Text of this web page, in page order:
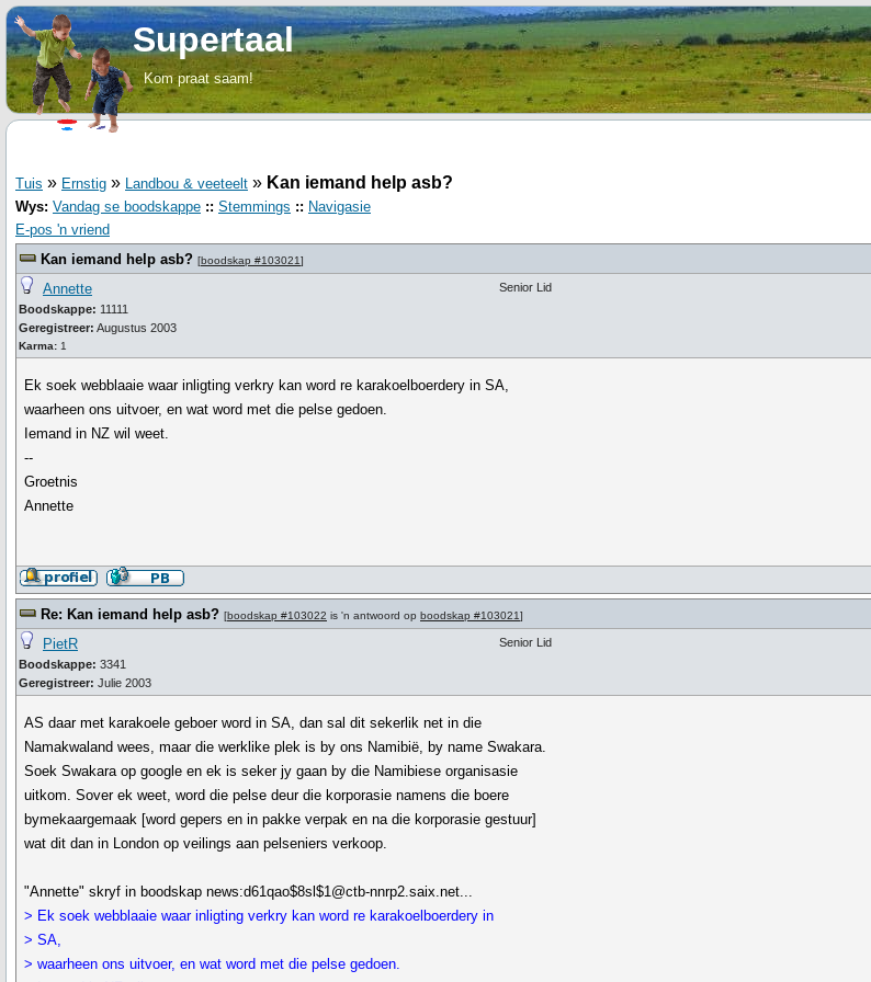
Supertaal
Kom praat saam!
Tuis » Ernstig » Landbou & veeteelt » Kan iemand help asb?
Wys: Vandag se boodskappe :: Stemmings :: Navigasie
E-pos 'n vriend
Kan iemand help asb? [boodskap #103021]
Annette
Boodskappe: 11111
Geregistreer: Augustus 2003
Karma: 1
Senior Lid
Ek soek webblaaie waar inligting verkry kan word re karakoelboerdery in SA,
waarheen ons uitvoer, en wat word met die pelse gedoen.
Iemand in NZ wil weet.
--
Groetnis
Annette
Re: Kan iemand help asb? [boodskap #103022 is 'n antwoord op boodskap #103021]
PietR
Boodskappe: 3341
Geregistreer: Julie 2003
Senior Lid
AS daar met karakoele geboer word in SA, dan sal dit sekerlik net in die
Namakwaland wees, maar die werklike plek is by ons Namibië, by name Swakara.
Soek Swakara op google en ek is seker jy gaan by die Namibiese organisasie
uitkom. Sover ek weet, word die pelse deur die korporasie namens die boere
bymekaargemaak [word gepers en in pakke verpak en na die korporasie gestuur]
wat dit dan in London op veilings aan pelseniers verkoop.
"Annette" skryf in boodskap news:d61qao$8sl$1@ctb-nnrp2.saix.net...
> Ek soek webblaaie waar inligting verkry kan word re karakoelboerdery in
> SA,
> waarheen ons uitvoer, en wat word met die pelse gedoen.